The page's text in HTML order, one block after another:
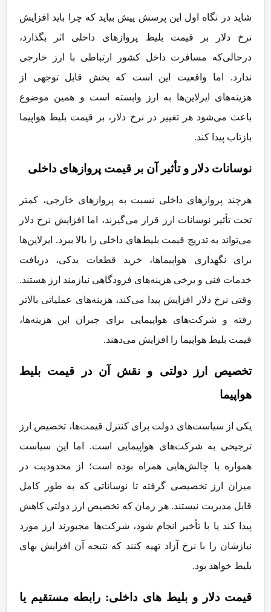
شاید در نگاه اول این پرسش پیش بیاید که چرا باید افزایش
نرخ دلار بر قیمت بلیط پروازهای داخلی اثر بگذارد،
درحالیکه مسافرت داخل کشور ارتباطی با ارز خارجی
ندارد. اما واقعیت این است که بخش قابل توجهی از
هزینههای ایرلاینها به ارز وابسته است و همین موضوع
باعث میشود هر تغییر در نرخ دلار، بر قیمت بلیط هواپیما
بازتاب پیدا کند.
نوسانات دلار و تأثیر آن بر قیمت پروازهای داخلی
هرچند پروازهای داخلی نسبت به پروازهای خارجی، کمتر
تحت تأثیر نوسانات ارز قرار میگیرند، اما افزایش نرخ دلار
میتواند به تدریج قیمت بلیطهای داخلی را بالا ببرد. ایرلاینها
برای نگهداری هواپیماها، خرید قطعات یدکی، دریافت
خدمات فنی و برخی هزینههای فرودگاهی نیازمند ارز هستند.
وقتی نرخ دلار افزایش پیدا میکند، هزینههای عملیاتی بالاتر
رفته و شرکتهای هواپیمایی برای جبران این هزینهها،
قیمت بلیط هواپیما را افزایش میدهند.
تخصیص ارز دولتی و نقش آن در قیمت بلیط
هواپیما
یکی از سیاستهای دولت برای کنترل قیمتها، تخصیص ارز
ترجیحی به شرکتهای هواپیمایی است. اما این سیاست
همواره با چالشهایی همراه بوده است؛ از محدودیت در
میزان ارز تخصیصی گرفته تا نوساناتی که به طور کامل
قابل مدیریت نیستند. هر زمان که تخصیص ارز دولتی کاهش
پیدا کند یا با تأخیر انجام شود، شرکتها مجبورند ارز مورد
نیازشان را با نرخ آزاد تهیه کنند که نتیجه آن افزایش بهای
بلیط خواهد بود.
قیمت دلار و بلیطهای داخلی: رابطه مستقیم یا